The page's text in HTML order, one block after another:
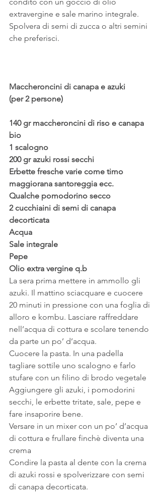
condito con un goccio di olio
extravergine e sale marino integrale.
Spolvera di semi di zucca o altri semini
che preferisci.
Maccheroncini di canapa e azuki
(per 2 persone)
140 gr maccheroncini di riso e canapa
bio
1 scalogno
200 gr azuki rossi secchi
Erbette fresche varie come timo
maggiorana santoreggia ecc.
Qualche pomodorino secco
2 cucchiaini di semi di canapa
decorticata
Acqua
Sale integrale
Pepe
Olio extra vergine q.b
La sera prima mettere in ammollo gli
azuki. Il mattino sciacquare e cuocere
20 minuti in pressione con una foglia di
alloro e kombu. Lasciare raffreddare
nell’acqua di cottura e scolare tenendo
da parte un po’ d’acqua.
Cuocere la pasta. In una padella
tagliare sottile uno scalogno e farlo
stufare con un filino di brodo vegetale
Aggiungere gli azuki, i pomodorini
secchi, le erbette tritate, sale, pepe e
fare insaporire bene.
Versare in un mixer con un po’ d’acqua
di cottura e frullare finchè diventa una
crema
Condire la pasta al dente con la crema
di azuki rossi e spolverizzare con semi
di canapa decorticata.